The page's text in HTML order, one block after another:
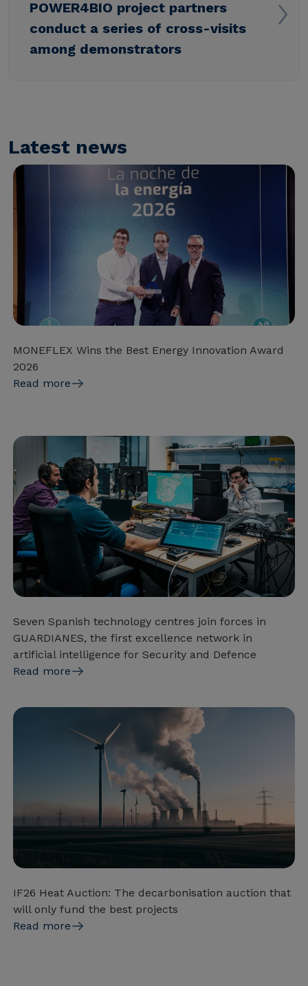
POWER4BIO project partners
conduct a series of cross-visits
among demonstrators
Latest news
MONEFLEX Wins the Best Energy Innovation Award
2026
Read more
Seven Spanish technology centres join forces in
GUARDIANES, the first excellence network in
artificial intelligence for Security and Defence
Read more
IF26 Heat Auction: The decarbonisation auction that
will only fund the best projects
Read more